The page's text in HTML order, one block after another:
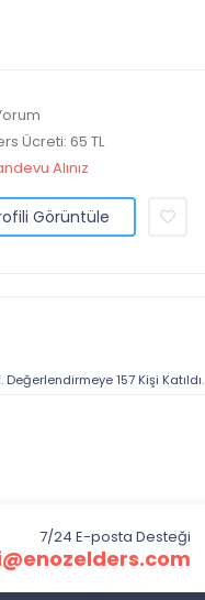
Ücreti: 65 TL
Alınız
Görüntüle
Değerlendirmeye157 Kişi Katıldı.
7/24 E-posta Desteği